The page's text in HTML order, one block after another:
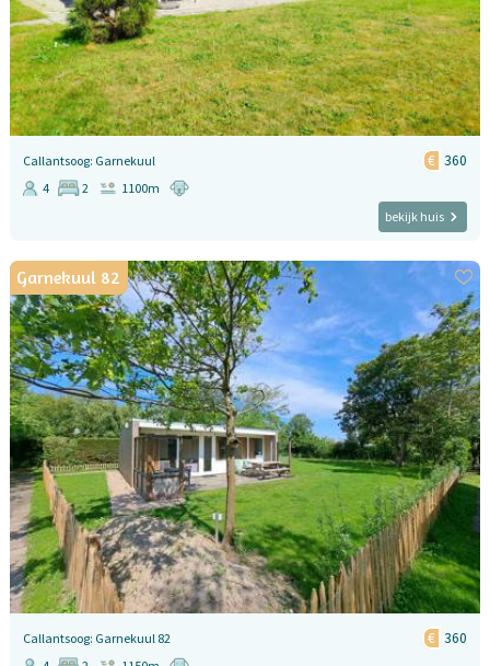
Callantsoog: Garnekuul 360
4 2
1100m
bekijk huis
Garnekuul 82
Callantsoog: Garnekuul 82 360